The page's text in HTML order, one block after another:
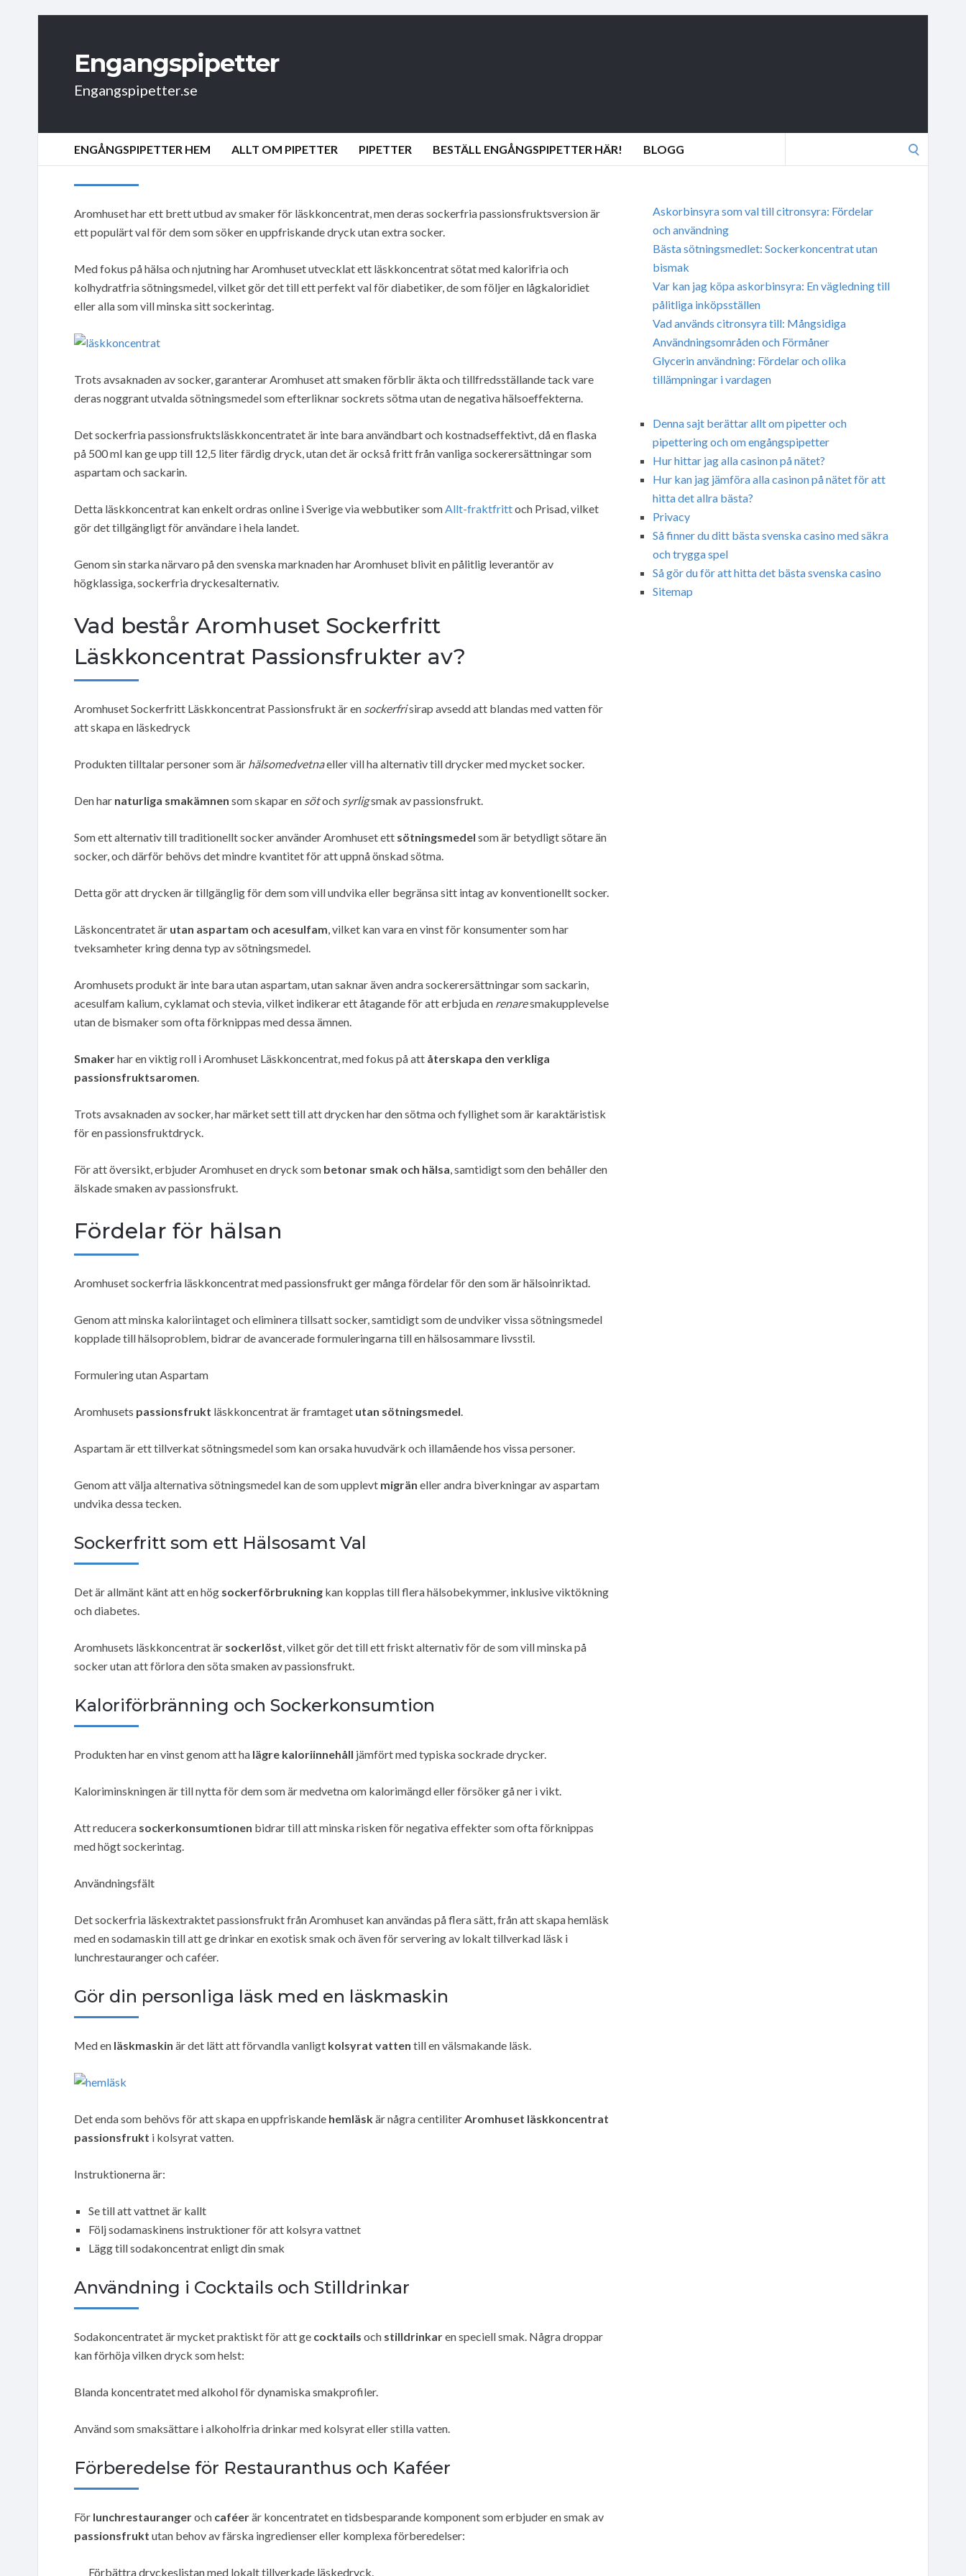
Engangspipetter
Engangspipetter.se
ENGÅNGSPIPETTER HEM ALLT OM PIPETTER PIPETTER BESTÄLL ENGÅNGSPIPETTER HÄR! BLOGG
Aromhuset har ett brett utbud av smaker för läskkoncentrat, men deras sockerfria passionsfruktsversion är
ett populärt val för dem som söker en uppfriskande dryck utan extra socker.
Med fokus på hälsa och njutning har Aromhuset utvecklat ett läskkoncentrat sötat med kalorifria och
kolhydratfria sötningsmedel, vilket gör det till ett perfekt val för diabetiker, de som följer en lågkaloridiet
eller alla som vill minska sitt sockerintag.
Trots avsaknaden av socker, garanterar Aromhuset att smaken förblir äkta och tillfredsställande tack vare
deras noggrant utvalda sötningsmedel som efterliknar sockrets sötma utan de negativa hälsoeffekterna.
Det sockerfria passionsfruktsläskkoncentratet är inte bara användbart och kostnadseffektivt, då en flaska
på 500 ml kan ge upp till 12,5 liter färdig dryck, utan det är också fritt från vanliga sockerersättningar som
aspartam och sackarin.
Detta läskkoncentrat kan enkelt ordras online i Sverige via webbutiker somAllt-fraktfrittoch Prisad, vilket
gör det tillgängligt för användare i hela landet.
Genom sin starka närvaro på den svenska marknaden har Aromhuset blivit en pålitlig leverantör av
högklassiga, sockerfria dryckesalternativ.
Vad består Aromhuset Sockerfritt
Läskkoncentrat Passionsfrukter av?
Aromhuset Sockerfritt Läskkoncentrat Passionsfrukt är en sockerfrisirap avsedd att blandas med vatten för
att skapa en läskedryck
Produkten tilltalar personer som är hälsomedvetnaeller vill ha alternativ till drycker med mycket socker.
Den har naturliga smakämnen som skapar en sötoch syrligsmak av passionsfrukt.
Som ett alternativ till traditionellt socker använder Aromhuset ett sötningsmedel som är betydligt sötare än
socker, och därför behövs det mindre kvantitet för att uppnå önskad sötma.
Detta gör att drycken är tillgänglig för dem som vill undvika eller begränsa sitt intag av konventionellt socker.
Läskoncentratet är utan aspartam och acesulfam, vilket kan vara en vinst för konsumenter som har
tveksamheter kring denna typ av sötningsmedel.
Aromhusets produkt är inte bara utan aspartam, utan saknar även andra sockerersättningar som sackarin,
acesulfam kalium, cyklamat och stevia, vilket indikerar ett åtagande för att erbjuda en renaresmakupplevelse
utan de bismaker som ofta förknippas med dessa ämnen.
Smakerhar en viktig roll i Aromhuset Läskkoncentrat, med fokus på att återskapa den verkliga
passionsfruktsaromen.
Trots avsaknaden av socker, har märket sett till att drycken har den sötma och fyllighet som är karaktäristisk
för en passionsfruktdryck.
För att översikt, erbjuder Aromhuset en dryck som betonar smak och hälsa, samtidigt som den behåller den
älskade smaken av passionsfrukt.
Fördelar för hälsan
Aromhuset sockerfria läskkoncentrat med passionsfrukt ger många fördelar för den som är hälsoinriktad.
Genom att minska kaloriintaget och eliminera tillsatt socker, samtidigt som de undviker vissa sötningsmedel
kopplade till hälsoproblem, bidrar de avancerade formuleringarna till en hälsosammare livsstil.
Formulering utan Aspartam
Aromhusets passionsfrukt läskkoncentrat är framtaget utan sötningsmedel.
Aspartam är ett tillverkat sötningsmedel som kan orsaka huvudvärk och illamående hos vissa personer.
Genom att välja alternativa sötningsmedel kan de som upplevt migrän eller andra biverkningar av aspartam
undvika dessa tecken.
Sockerfritt som ett Hälsosamt Val
Det är allmänt känt att en hög sockerförbrukning kan kopplas till flera hälsobekymmer, inklusive viktökning
och diabetes.
Aromhusets läskkoncentrat är sockerlöst, vilket gör det till ett friskt alternativ för de som vill minska på
socker utan att förlora den söta smaken av passionsfrukt.
Kaloriförbränning och Sockerkonsumtion
Produkten har en vinst genom att ha lägre kaloriinnehåll jämfört med typiska sockrade drycker.
Kaloriminskningen är till nytta för dem som är medvetna om kalorimängd eller försöker gå ner i vikt.
Att reducera sockerkonsumtionen bidrar till att minska risken för negativa effekter som ofta förknippas
med högt sockerintag.
Användningsfält
Det sockerfria läskextraktet passionsfrukt från Aromhuset kan användas på flera sätt, från att skapa hemläsk
med en sodamaskin till att ge drinkar en exotisk smak och även för servering av lokalt tillverkad läsk i
lunchrestauranger och caféer.
Gör din personliga läsk med en läskmaskin
Med en läskmaskin är det lätt att förvandla vanligt kolsyrat vatten till en välsmakande läsk.
Det enda som behövs för att skapa en uppfriskande hemläskär några centiliterAromhuset läskkoncentrat
passionsfrukt i kolsyrat vatten.
Instruktionerna är:
Se till att vattnet är kallt
Följ sodamaskinens instruktioner för att kolsyra vattnet
Lägg till sodakoncentrat enligt din smak
Användning i Cocktails och Stilldrinkar
Sodakoncentratet är mycket praktiskt för att ge cocktails och stilldrinkaren speciell smak. Några droppar
kan förhöja vilken dryck som helst:
Blanda koncentratet med alkohol för dynamiska smakprofiler.
Använd som smaksättare i alkoholfria drinkar med kolsyrat eller stilla vatten.
Förberedelse för Restauranthus och Kaféer
För lunchrestaurangeroch caféerär koncentratet en tidsbesparande komponent som erbjuder en smak av
passionsfrukt utan behov av färska ingredienser eller komplexa förberedelser:
Förbättra dryckeslistan med lokalt tillverkade läskedryck.
Askorbinsyra som val till citronsyra: Fördelar
och användning
Bästa sötningsmedlet: Sockerkoncentrat utan
bismak
Var kan jag köpa askorbinsyra: En vägledning till
pålitliga inköpsställen
Vad används citronsyra till: Mångsidiga
Användningsområden och Förmåner
Glycerin användning: Fördelar och olika
tillämpningar i vardagen
Denna sajt berättar allt om pipetter och
pipettering och om engångspipetter
Hur hittar jag alla casinon på nätet?
Hur kan jag jämföra alla casinon på nätet för att
hitta det allra bästa?
Privacy
Så finner du ditt bästa svenska casino med säkra
och trygga spel
Så gör du för att hitta det bästa svenska casino
Sitemap